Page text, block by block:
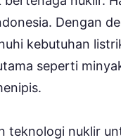
Dengan
kebutuhan
seperti
teknologi nuklir